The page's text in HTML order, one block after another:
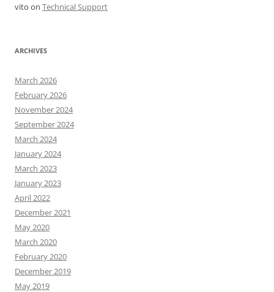
vito on Technical Support
ARCHIVES
March 2026
February 2026
November 2024
September 2024
March 2024
January 2024
March 2023
January 2023
April 2022
December 2021
May 2020
March 2020
February 2020
December 2019
May 2019